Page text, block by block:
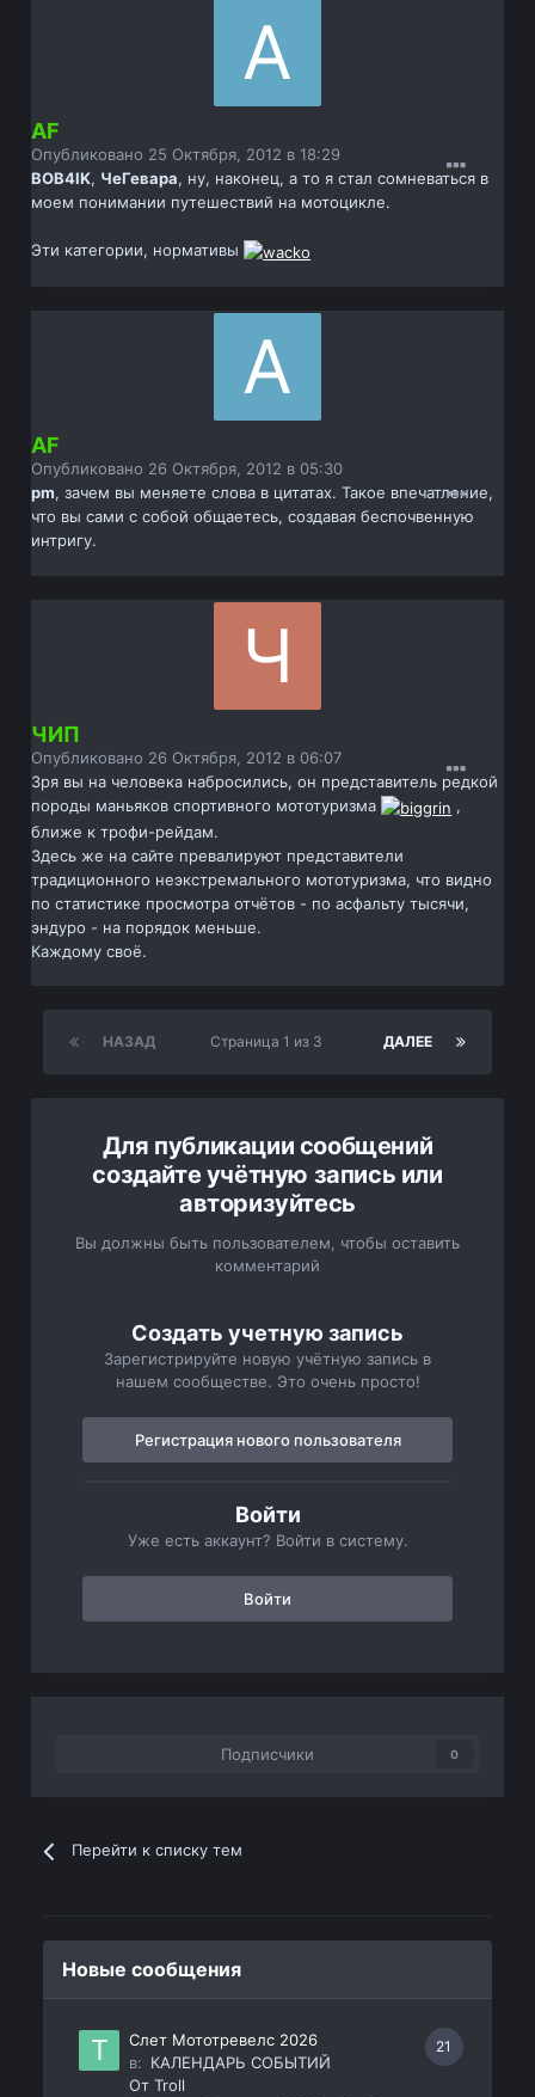
AF
Опубликовано 25 Октября, 2012 в 18:29
BOB4IK, ЧеГевара, ну, наконец, а то я стал сомневаться в
моем понимании путешествий на мотоцикле.
Эти категории, нормативы
AF
Опубликовано 26 Октября, 2012 в 05:30
pm, зачем вы меняете слова в цитатах. Такое впечатление,
что вы сами с собой общаетесь, создавая беспочвенную
интригу.
ЧИП
Опубликовано 26 Октября, 2012 в 06:07
Зря вы на человека набросились, он представитель редкой
породы маньяков спортивного мототуризма
,
ближе к трофи-рейдам.
Здесь же на сайте превалируют представители
традиционного неэкстремального мототуризма, что видно
по статистике просмотра отчётов - по асфальту тысячи,
эндуро - на порядок меньше.
Каждому своё.
НАЗАД ДАЛЕЕ
Страница 1 из 3
Для публикации сообщений
создайте учётную запись или
авторизуйтесь
Вы должны быть пользователем, чтобы оставить
комментарий
Создать учетную запись
Зарегистрируйте новую учётную запись в
нашем сообществе. Это очень просто!
Регистрация нового пользователя
Войти
Уже есть аккаунт? Войти в систему.
Войти
Подписчики 0
Перейти к списку тем
Новые сообщения
21
Слет Мототревелс 2026
в: КАЛЕНДАРЬ СОБЫТИЙ
ОтTroll